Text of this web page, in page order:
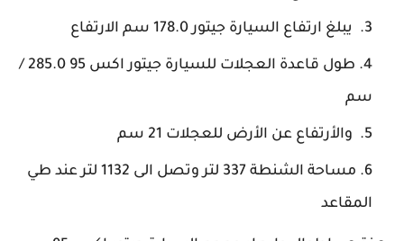
يبلغ ارتفاع السيارة جيتور 178.0 سم الارتفاع
طول قاعدة العجلات للسيارة جيتور اكس 95 285.0 /
سم
والأرتفاع عن الأرض للعجلات 21 سم
مساحة الشنطة 337 لتر وتصل الى 1132 لتر عند طي
المقاعد